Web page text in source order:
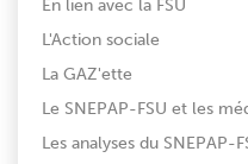
En lien avec la FSU
L'Action sociale
La GAZ'ette
Le SNEPAP-FSU et les
Les analyses du SNEPAP-